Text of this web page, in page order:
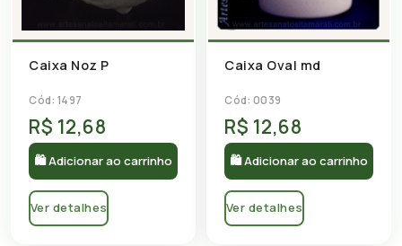
Caixa Noz P
Cód: 1497
R$ 12,68
🛍 Adicionar ao carrinho
Ver detalhes
Caixa Oval md
Cód: 0039
R$ 12,68
🛍 Adicionar ao carrinho
Ver detalhes